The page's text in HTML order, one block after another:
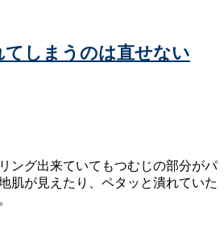
しまうのは直せない
ング出来ていてもつむじの部分がパ
肌が見えたり、ペタッと潰れていた